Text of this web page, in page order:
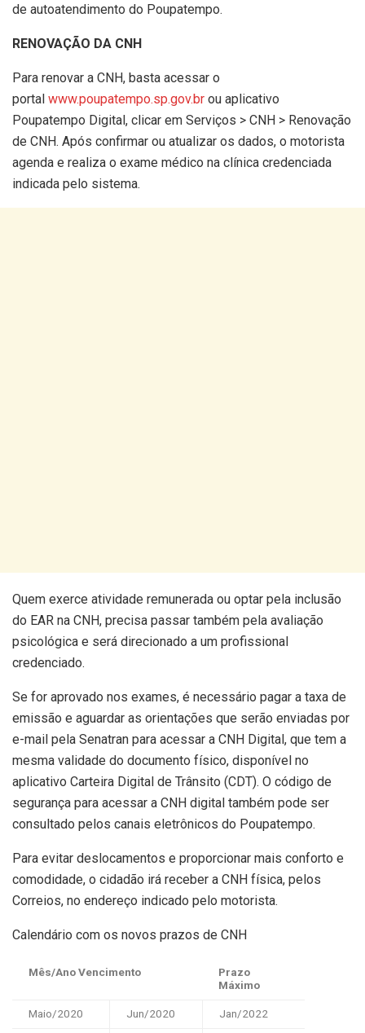
de autoatendimento do Poupatempo.
RENOVAÇÃO DA CNH
Para renovar a CNH, basta acessar o
portal www.poupatempo.sp.gov.br ou aplicativo
Poupatempo Digital, clicar em Serviços > CNH > Renovação
de CNH. Após confirmar ou atualizar os dados, o motorista
agenda e realiza o exame médico na clínica credenciada
indicada pelo sistema.
Quem exerce atividade remunerada ou optar pela inclusão
do EAR na CNH, precisa passar também pela avaliação
psicológica e será direcionado a um profissional
credenciado.
Se for aprovado nos exames, é necessário pagar a taxa de
emissão e aguardar as orientações que serão enviadas por
e-mail pela Senatran para acessar a CNH Digital, que tem a
mesma validade do documento físico, disponível no
aplicativo Carteira Digital de Trânsito (CDT). O código de
segurança para acessar a CNH digital também pode ser
consultado pelos canais eletrônicos do Poupatempo.
Para evitar deslocamentos e proporcionar mais conforto e
comodidade, o cidadão irá receber a CNH física, pelos
Correios, no endereço indicado pelo motorista.
Calendário com os novos prazos de CNH
Mês/Ano Vencimento
Prazo
Máximo
Maio/2020 Jun/2020 Jan/2022